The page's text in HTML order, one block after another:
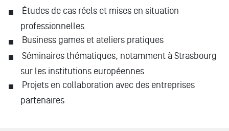
Études de cas réels et mises en situation
professionnelles
Business games et ateliers pratiques
Séminaires thématiques, notamment à Strasbourg
sur les institutions européennes
Projets en collaboration avec des entreprises
partenaires